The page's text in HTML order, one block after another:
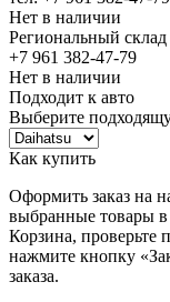
Нет в наличии
Региональный
+7 961 382-47-79
Нет в наличии
Подходит к авто
Выберите
Как купить
Оформить заказ на
выбранные товары в
Корзина, проверьте
нажмите кнопку
заказа.